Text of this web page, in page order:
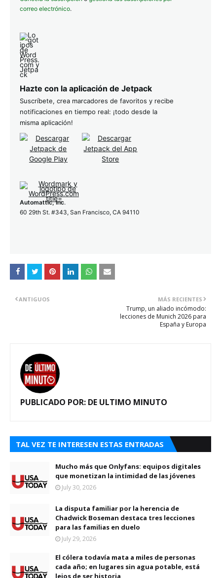
correo electrónico.
Hazte con la aplicación de Jetpack
Suscríbete, crea marcadores de favoritos y recibe
notificaciones en tiempo real: ¡todo desde la
misma aplicación!
Automattic, Inc.
60 29th St. #343, San Francisco, CA 94110
MÁS RECIENTES
Trump, un aliado incómodo:
lecciones de Munich 2026 para
España y Europa
ANTIGUOS
PUBLICADO POR: DE ULTIMO MINUTO
TAL VEZ TE INTERESEN ESTAS ENTRADAS
Mucho más que Onlyfans: equipos digitales
que monetizan la intimidad de las jóvenes
July 30, 2026
La disputa familiar por la herencia de
Chadwick Boseman destaca tres lecciones
para las familias en duelo
July 29, 2026
El cólera todavía mata a miles de personas
cada año; en lugares sin agua potable, está
lejos de ser historia